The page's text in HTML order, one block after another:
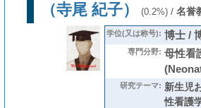
（寺尾 紀子） (0.2%)/ 名誉
学位(又は称号): 博士 /
専門分野: 母性看
研究テーマ: 新生児
性看護